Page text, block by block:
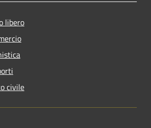
libero
civile